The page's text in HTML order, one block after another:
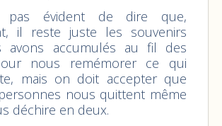
pas évident de dire que,
il reste juste les souvenirs
avons accumulés au fil des
nous remémorer ce qui
mais on doit accepter que
nous quittent même
déchire en deux.